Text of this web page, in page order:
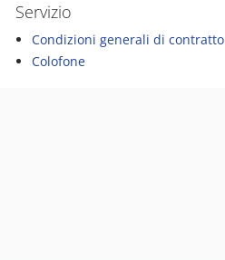
Servizio
Condizioni generali di contratto
Colofone